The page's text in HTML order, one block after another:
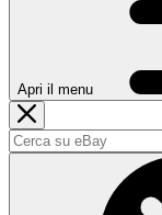
Apri il menu